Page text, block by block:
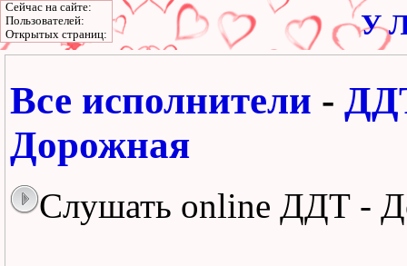
У
Все исполнители -
Дорожная
Слушать online ДДТ -
Сейчас на сайте:
Пользователей:
Открытых страниц: